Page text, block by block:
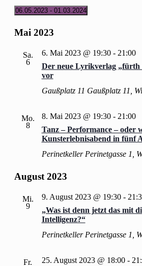
Veranstaltungen
06.05.2023 - 01.03.2024
wählen.
Mai 2023
Sa.
6
Der neue Lyrikverlag „fürth
vor
6. Mai 2023 @ 19:30- 21:00
Gaußplatz 11 Gaußplatz 11,
Mo.
8
Tanz – Performance – oder
Kunsterlebnisabend in fünf
8. Mai 2023 @ 19:30- 21:00
Perinetkeller Perinetgasse 1,
August 2023
Mi.
9
„Was ist denn jetzt das mit
Intelligenz?“
9. August 2023 @ 19:30-
Perinetkeller Perinetgasse 1,
Fr.
25. August 2023 @ 18:00-